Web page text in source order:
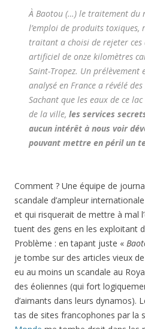
À Baotou (…) le traitement du
l’emploi de produits toxiques,
traitant a choisi de rejeter ces
artificiel de onze kilomètres
Saint-Tropez. Un prélèvement
analysé en France a révélé
Sachant que les eaux de ce
de la ville, les services
aucun intérêt à nous voir
pouvant mettre en péril un
Comment ? Une équipe de
scandale d’ampleur
et qui risquerait de mettre à mal
tuent des gens en les exploitant
Problème : en tapant juste «
je tombe sur des articles vieux
eu au moins un scandale au
des éoliennes (qui fort
d’aimants dans leurs dynamos).
tas de sites francophones par la